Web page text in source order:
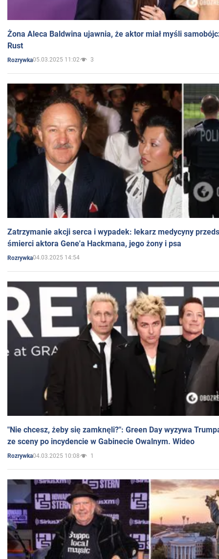
Żona Aleca Baldwina ujawnia, że aktor miał myśli
Rust
Rozrywka05.03.2025 11:02 3
Zatrzymanie akcji serca i wypadek: lekarz medycyny
śmierci aktora Gene'a Hackmana, jego żony i psa
Rozrywka04.03.2025 14:54
"Nie chcesz, żeby się zamknęli?": Green Day wyzywa
ze sceny po incydencie w Gabinecie Owalnym. Wideo
Rozrywka04.03.2025 10:08 1